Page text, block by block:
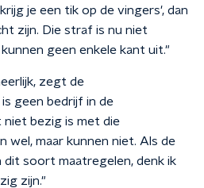
je een tik op de vingers', dan
zijn. Die straf is nu niet
geen enkele kant uit."
zegt de
geen bedrijf in de
niet bezig is met die
wel, maar kunnen niet. Als de
soort maatregelen, denk ik
zijn."